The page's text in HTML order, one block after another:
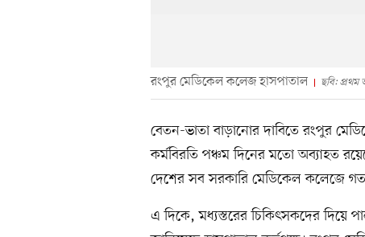
রংপুর মেডিকেল কলেজ হাসপাতাল ছবি:
বেতন-ভাতা বাড়ানোর দাবিতে রংপুর
কর্মবিরতি পঞ্চম দিনের মতো অব্যাহত
দেশের সব সরকারি মেডিকেল কলেজে
এ দিকে, মধ্যস্তরের চিকিৎসকদের দিয়ে